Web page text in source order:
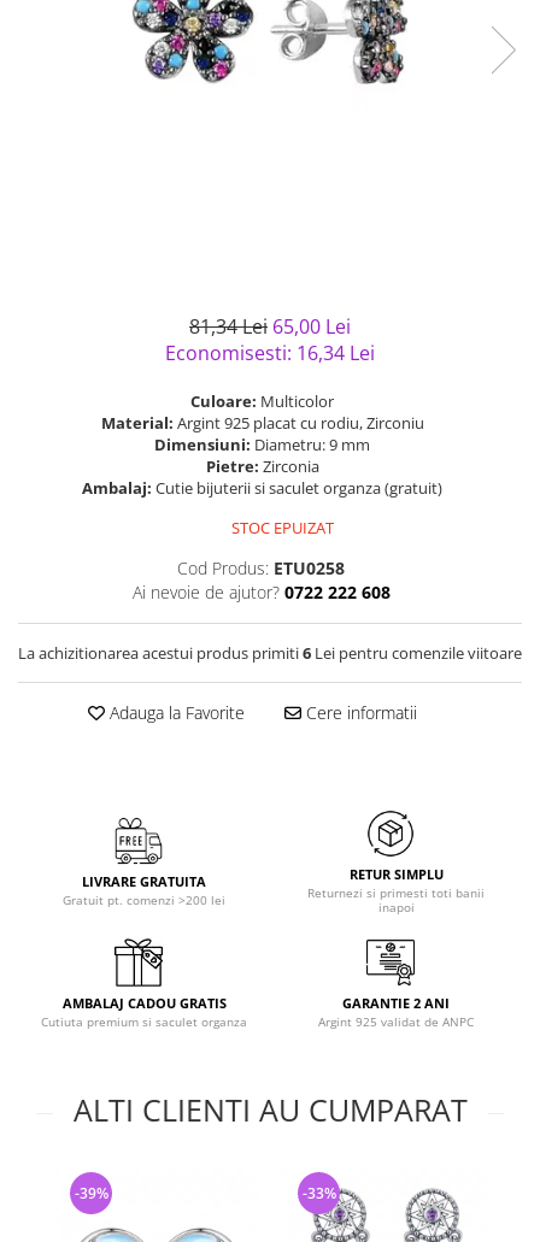
semipretioase
Bijuterii argint placat cu aur
Bijuterii de Lux
Bijuterii gotice si rock
Solutii si lavete de curatare
81,34 Lei 65,00 Lei
Economisesti: 16,34 Lei
Culoare: Multicolor
Material: Argint 925 placat cu rodiu, Zirconiu
Dimensiuni: Diametru: 9 mm
Pietre: Zirconia
Ambalaj: Cutie bijuterii si saculet organza (gratuit)
STOC EPUIZAT
Cod Produs: ETU0258
Ai nevoie de ajutor? 0722 222 608
La achizitionarea acestui produs primiti6 Lei pentru comenzile viitoare
Adauga la Favorite Cere informatii
LIVRARE GRATUITA
Gratuit pt. comenzi >200 lei
RETUR SIMPLU
Returnezi si primesti toti banii
inapoi
AMBALAJ CADOU GRATIS
Cutiuta premium si saculet organza
GARANTIE 2 ANI
Argint 925 validat de ANPC
ALTI CLIENTI AU CUMPARAT
-39% -33%